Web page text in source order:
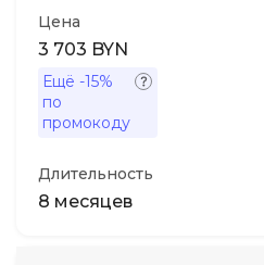
Цена
3 703 BYN
Ещё -15%
по
промокоду
Длительность
8 месяцев